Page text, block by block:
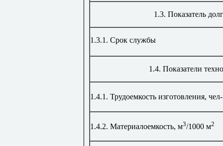
1.3. Показатель
1.3.1. Срок службы
1.4. Показатели
1.4.1. Трудоемкость изготовления,
1.4.2. Материалоемкость, м3/1000 м2